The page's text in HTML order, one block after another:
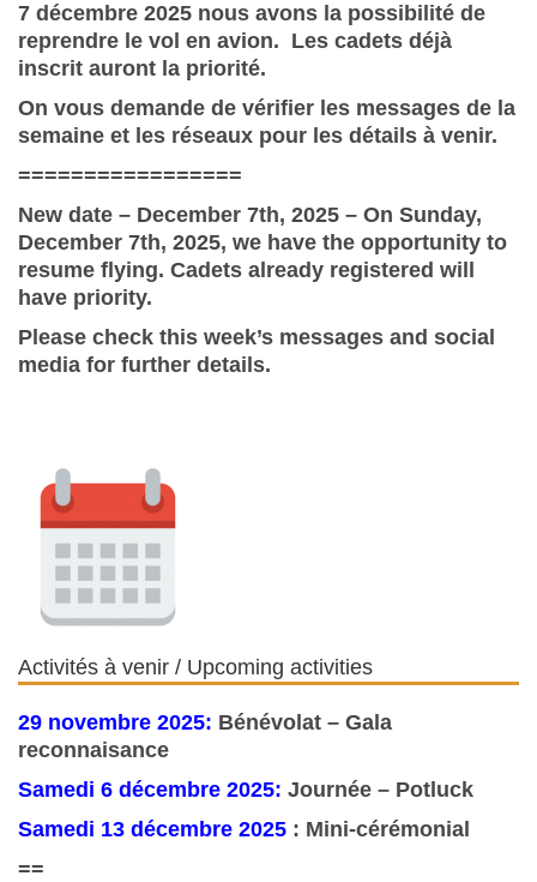
7 décembre 2025 nous avons la possibilité de
reprendre le vol en avion. Les cadets déjà
inscrit auront la priorité.
On vous demande de vérifier les messages de la
semaine et les réseaux pour les détails à venir.
=================
New date – December 7th, 2025 – On Sunday,
December 7th, 2025, we have the opportunity to
resume flying. Cadets already registered will
have priority.
Please check this week’s messages and social
media for further details.
Activités à venir / Upcoming activities
29 novembre 2025: Bénévolat – Gala
reconnaisance
Samedi 6 décembre 2025: Journée – Potluck
Samedi 13 décembre 2025 : Mini-cérémonial
==